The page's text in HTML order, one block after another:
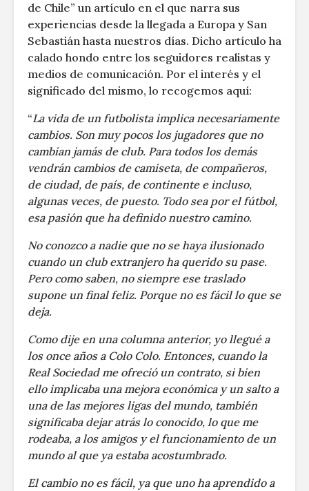
de Chile” un artículo en el que narra sus
experiencias desde la llegada a Europa y San
Sebastián hasta nuestros días. Dicho artículo ha
calado hondo entre los seguidores realistas y
medios de comunicación. Por el interés y el
significado del mismo, lo recogemos aquí:
“La vida de un futbolista implica necesariamente
cambios. Son muy pocos los jugadores que no
cambian jamás de club. Para todos los demás
vendrán cambios de camiseta, de compañeros,
de ciudad, de país, de continente e incluso,
algunas veces, de puesto. Todo sea por el fútbol,
esa pasión que ha definido nuestro camino.
No conozco a nadie que no se haya ilusionado
cuando un club extranjero ha querido su pase.
Pero como saben, no siempre ese traslado
supone un final feliz. Porque no es fácil lo que se
deja.
Como dije en una columna anterior, yo llegué a
los once años a Colo Colo. Entonces, cuando la
Real Sociedad me ofreció un contrato, si bien
ello implicaba una mejora económica y un salto a
una de las mejores ligas del mundo, también
significaba dejar atrás lo conocido, lo que me
rodeaba, a los amigos y el funcionamiento de un
mundo al que ya estaba acostumbrado.
El cambio no es fácil, ya que uno ha aprendido a